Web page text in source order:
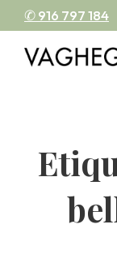
✆ 916 797 184